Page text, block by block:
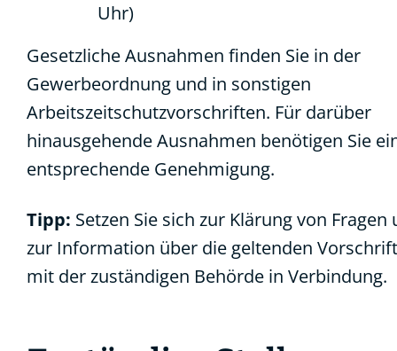
Uhr)
Gesetzliche Ausnahmen finden Sie in der
Gewerbeordnung und in sonstigen
Arbeitszeitschutzvorschriften. Für darüber
hinausgehende Ausnahmen benötigen Sie
entsprechende Genehmigung.
Tipp: Setzen Sie sich zur Klärung von Fragen
zur Information über die geltenden
mit der zuständigen Behörde in Verbindung.